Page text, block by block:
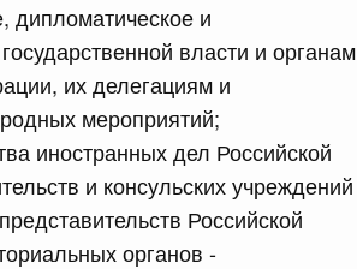
дипломатическое и
власти и органам
их делегациям и
мероприятий;
иностранных дел Российской
и консульских учреждений
Российской
органов -
2026 г.